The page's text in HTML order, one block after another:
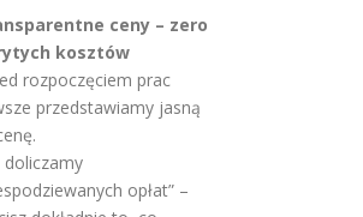
ceny – zero
kosztów
rozpoczęciem prac
przedstawiamy jasną
doliczamy
opłat” –